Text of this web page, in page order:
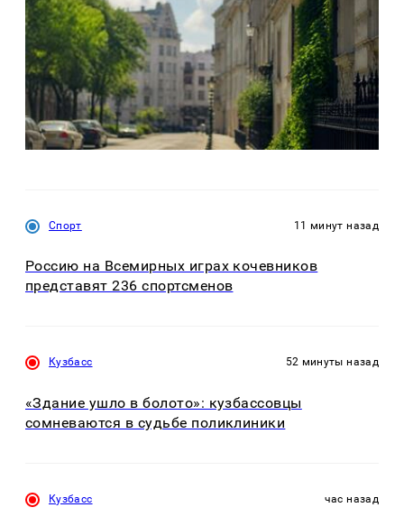
Спорт 11 минут назад
Россию на Всемирных играх кочевников
представят 236 спортсменов
Кузбасс 52 минуты назад
«Здание ушло в болото»: кузбассовцы
сомневаются в судьбе поликлиники
Кузбасс час назад